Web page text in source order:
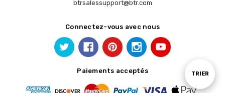
Trier
TRIER
btrsalessupport@btr.com
Connectez-vous avec nous
Paiements acceptés